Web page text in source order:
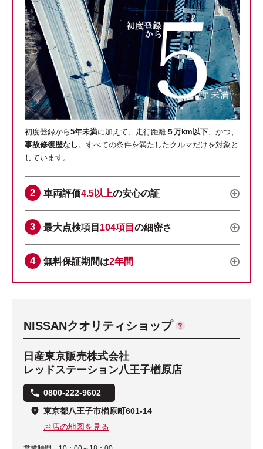
初度登録から5年未満に加えて、走行距離 ５万km以下、かつ、
事故修復歴なし。すべての条件を満たしたクルマだけを対象と
しています。
車両評価4.5以上の安心の証
最大点検項目 104項目 の細密さ
無料保証期間は2年間
NISSANクオリティショップ
日産東京販売株式会社
レッドステーション八王子楢原店
0800-222-9602
東京都八王子市楢原町601-14
お店の地図を見る